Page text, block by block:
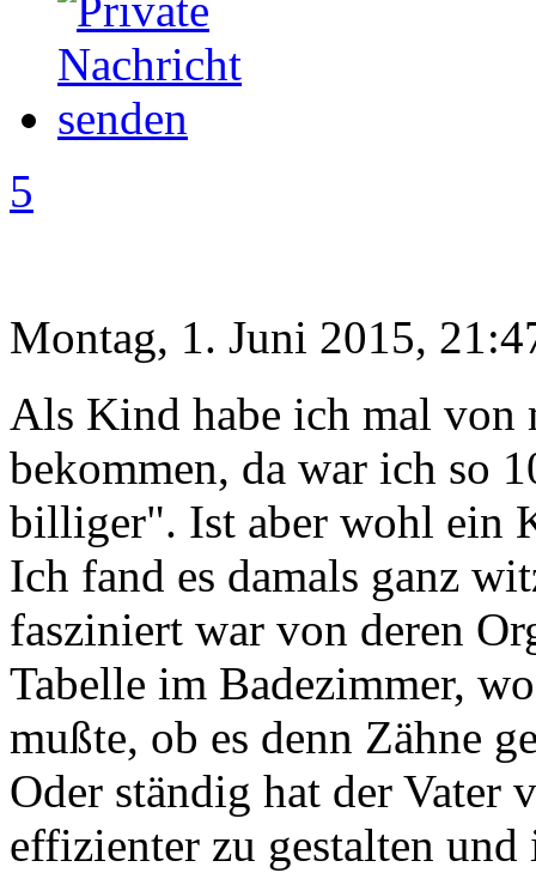
5
Montag, 1. Juni 2015,
Als Kind habe ich mal von
bekommen, da war ich so
billiger". Ist aber wohl ein
Ich fand es damals ganz
fasziniert war von deren
Tabelle im Badezimmer,
mußte, ob es denn Zähne
Oder ständig hat der Vater
effizienter zu gestalten